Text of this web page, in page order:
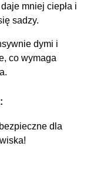
mniej ciepła i
sadzy.
dymi i
co wymaga
dla